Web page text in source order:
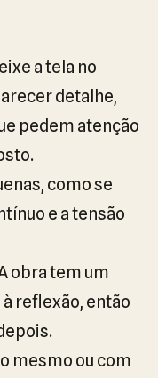
a tela no
detalhe,
pedem atenção
como se
e a tensão
obra tem um
reflexão, então
mesmo ou com